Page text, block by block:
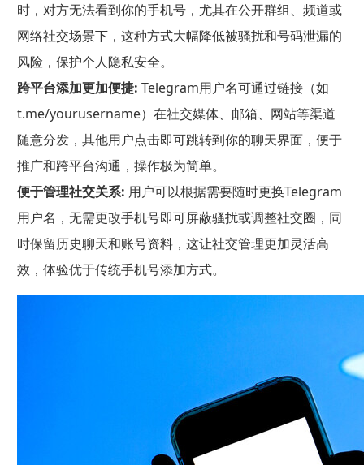
时，对方无法看到你的手机号，尤其在公开群组、频道或
网络社交场景下，这种方式大幅降低被骚扰和号码泄漏的
风险，保护个人隐私安全。
跨平台添加更加便捷: Telegram用户名可通过链接（如
t.me/yourusername）在社交媒体、邮箱、网站等渠道
随意分发，其他用户点击即可跳转到你的聊天界面，便于
推广和跨平台沟通，操作极为简单。
便于管理社交关系: 用户可以根据需要随时更换Telegram
用户名，无需更改手机号即可屏蔽骚扰或调整社交圈，同
时保留历史聊天和账号资料，这让社交管理更加灵活高
效，体验优于传统手机号添加方式。